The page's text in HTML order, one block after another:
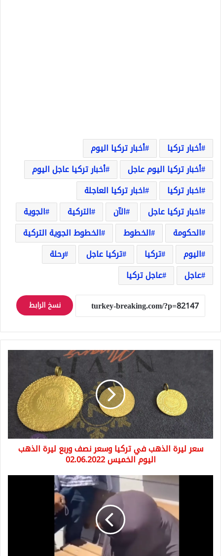
أخبار تركيا
أخبار تركيا اليوم
أخبار تركيا اليوم عاجل
أخبار تركيا عاجل اليوم
اخبار تركيا
اخبار تركيا العاجلة
اخبار تركيا عاجل
الآن التركية
الجوية
الحكومة
الخطوط
الخطوط الجوية التركية
اليوم
تركيا تركيا عاجل
رحلة
عاجل
عاجل تركيا
نسخ الرابط
وسعر
نصف
وربع
ليرة
الذهب
02.06.2022
سعر ليرة الذهب في تركيا وسعر نصف وربع ليرة الذهب
اليوم الخميس 02.06.2022